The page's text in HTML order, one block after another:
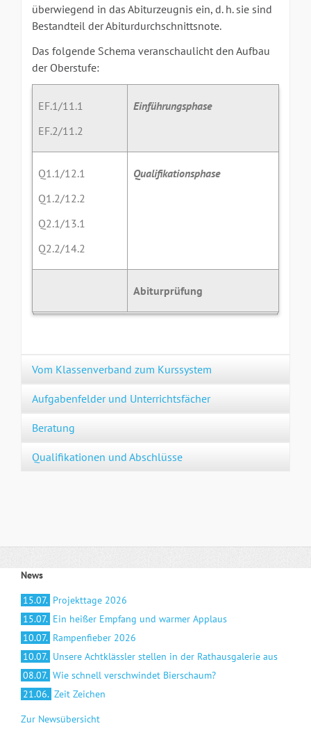
überwiegend in das Abiturzeugnis ein, d. h. sie sind
Bestandteil der Abiturdurchschnittsnote.
Das folgende Schema veranschaulicht den Aufbau
der Oberstufe:
EF.1/11.1
EF.2/11.2
Einführungsphase
Q1.1/12.1
Q1.2/12.2
Q2.1/13.1
Q2.2/14.2
Qualifikationsphase
Abiturprüfung
Vom Klassenverband zum Kurssystem
Aufgabenfelder und Unterrichtsfächer
Beratung
Qualifikationen und Abschlüsse
News
15.07. Projekttage 2026
15.07. Ein heißer Empfang und warmer Applaus
10.07. Rampenfieber 2026
10.07. Unsere Achtklässler stellen in der Rathausgalerie aus
08.07. Wie schnell verschwindet Bierschaum?
21.06. Zeit Zeichen
Zur Newsübersicht